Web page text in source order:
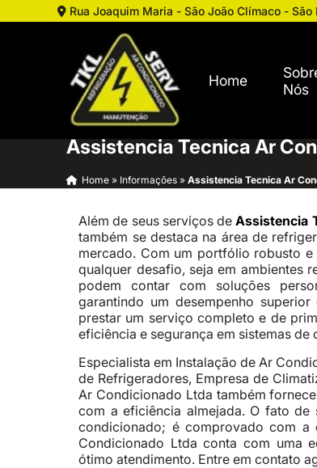
Rua Joaquim Maria - São João Clímaco - São
Home
Nós
Assistencia Tecnica Ar
Home » Informações »Assistencia Tecnica Ar
Além de seus serviços deAssistencia
também se destaca na área de
mercado. Com um portfólio robusto
qualquer desafio, seja em ambientes
podem contar com soluções
garantindo um desempenho
prestar um serviço completo e de
eficiência e segurança em sistemas
Especialista em Instalação de Ar
de Refrigeradores, Empresa de
Ar Condicionado Ltda também
com a eficiência almejada. O fato de
condicionado; é comprovado com a
Condicionado Ltda conta com uma
ótimo atendimento. Entre em contato